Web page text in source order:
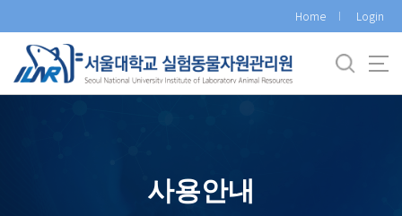
로
메
Home Login
사용안내